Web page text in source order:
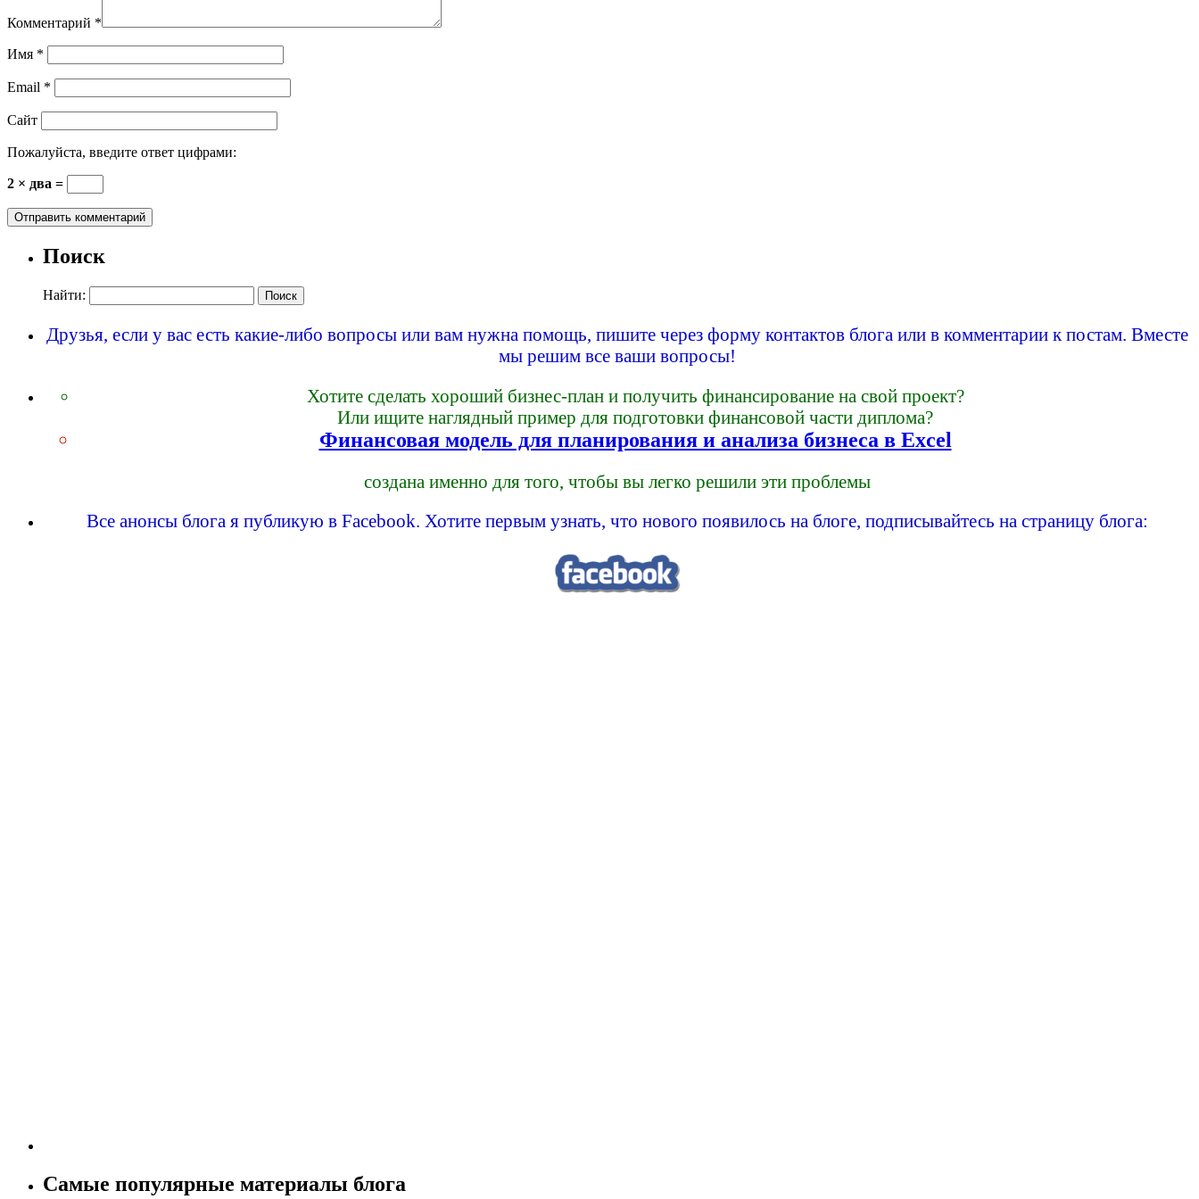
Комментарий *
Имя *
Email *
Сайт
Пожалуйста, введите ответ цифрами:
2 × два =
Поиск
Найти:
Друзья, если у вас есть какие-либо вопросы или вам нужна помощь, пишите через форму контактов блога или в комментарии к постам. Вместе
мы решим все ваши вопросы!
Хотите сделать хороший бизнес-план и получить финансирование на свой проект?
Или ищите наглядный пример для подготовки финансовой части диплома?
Финансовая модель для планирования и анализа бизнеса в Excel
создана именно для того, чтобы вы легко решили эти проблемы
Все анонсы блога я публикую в Facebook. Хотите первым узнать, что нового появилось на блоге, подписывайтесь на страницу блога:
Самые популярные материалы блога